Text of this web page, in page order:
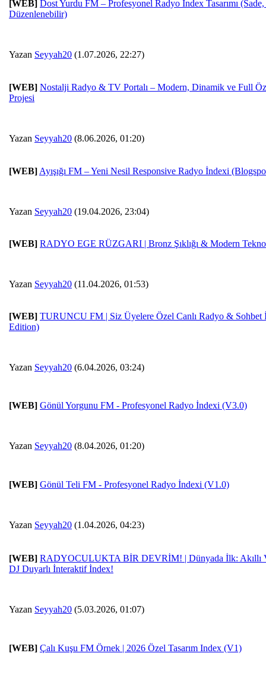
[WEB] Dost Yurdu FM – Profesyonel Radyo İndex Tasarımı
Düzenlenebilir)
Yazan Seyyah20 (1.07.2026, 22:27)
[WEB] Nostalji Radyo & TV Portalı – Modern, Dinamik ve Full
Projesi
Yazan Seyyah20 (8.06.2026, 01:20)
[WEB] Ayışığı FM – Yeni Nesil Responsive Radyo İndexi
Yazan Seyyah20 (19.04.2026, 23:04)
[WEB] RADYO EGE RÜZGARI | Bronz Şıklığı & Modern
Yazan Seyyah20 (11.04.2026, 01:53)
[WEB] TURUNCU FM | Siz Üyelere Özel Canlı Radyo & Sohbet
Edition)
Yazan Seyyah20 (6.04.2026, 03:24)
[WEB] Gönül Yorgunu FM - Profesyonel Radyo İndexi (V3.0)
Yazan Seyyah20 (8.04.2026, 01:20)
[WEB] Gönül Teli FM - Profesyonel Radyo İndexi (V1.0)
Yazan Seyyah20 (1.04.2026, 04:23)
[WEB] RADYOCULUKTA BİR DEVRİM! | Dünyada İlk: Akıllı
DJ Duyarlı İnteraktif İndex!
Yazan Seyyah20 (5.03.2026, 01:07)
[WEB] Çalı Kuşu FM Örnek | 2026 Özel Tasarım Index (V1)